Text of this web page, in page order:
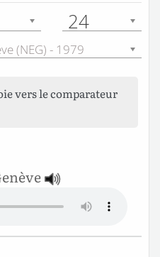
24
(NEG) - 1979
vers le comparateur